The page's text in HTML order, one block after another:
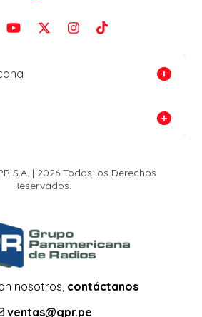
S.A. | 2026 Todos los Derechos
Reservados.
nosotros, contáctanos
ventas@gpr.pe